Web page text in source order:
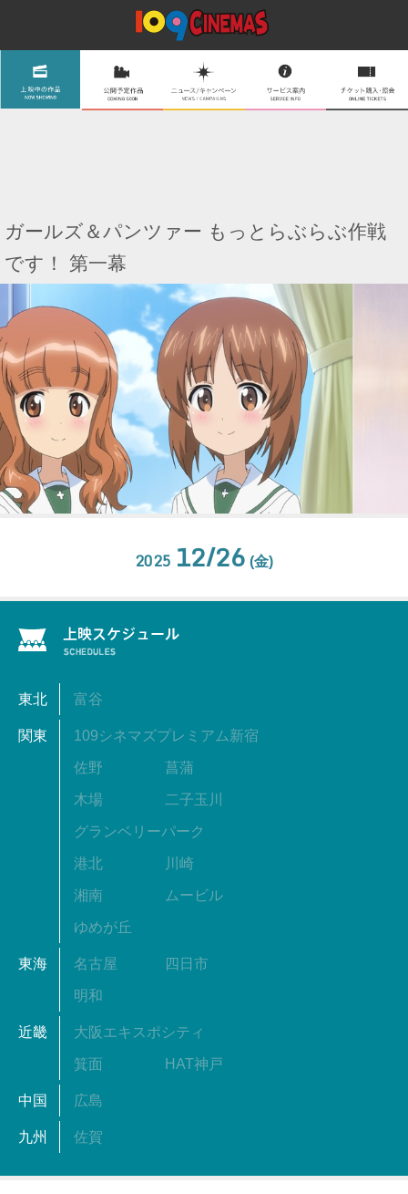
ガールズ＆パンツァー もっとらぶらぶ作戦
です！ 第一幕
2025 12/26 (金)
東北 富谷
関東 109シネマズプレミアム新宿
佐野 菖蒲
木場 二子玉川
グランベリーパーク
港北 川崎
湘南 ムービル
ゆめが丘
東海 名古屋 四日市
明和
近畿 大阪エキスポシティ
箕面 HAT神戸
中国 広島
九州 佐賀